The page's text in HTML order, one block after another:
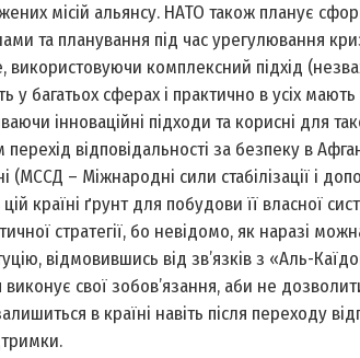
місій альянсу. НАТО також планує
та планування під час урегулювання
комплексний підхід
багатьох сферах і практично в усіх
інноваційні підходи та корисні для
відповідальності за безпеку в
(МССД – Міжнародні сили стабілізації і
країні ґрунт для побудови її власної
стратегії, бо невідомо, як наразі
відмовившись від зв’язків з «Аль-
свої зобов’язання, аби не
в країні навіть після переходу